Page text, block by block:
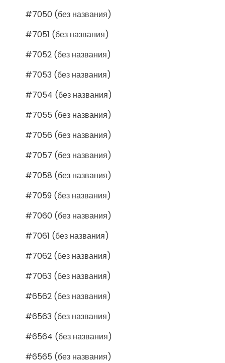
#7050 (без названия)
#7051 (без названия)
#7052 (без названия)
#7053 (без названия)
#7054 (без названия)
#7055 (без названия)
#7056 (без названия)
#7057 (без названия)
#7058 (без названия)
#7059 (без названия)
#7060 (без названия)
#7061 (без названия)
#7062 (без названия)
#7063 (без названия)
#6562 (без названия)
#6563 (без названия)
#6564 (без названия)
#6565 (без названия)